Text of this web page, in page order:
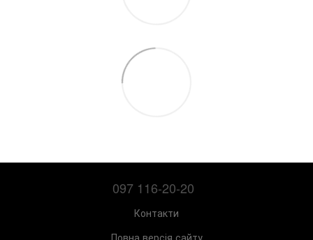
097 116-20-20
Контакти
Повна версія сайту